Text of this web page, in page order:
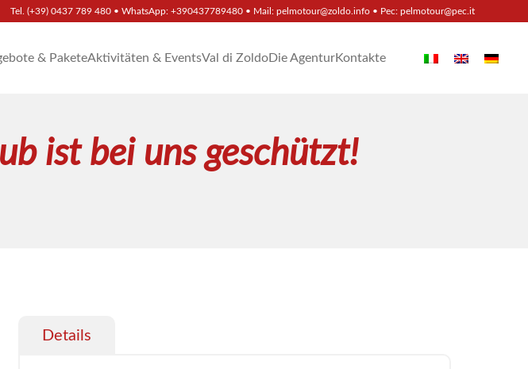
Tel. (+39) 0437 789 480• WhatsApp: +390437789480• Mail: pelmotour@zoldo.info• Pec: pelmotour@pec.it
& PaketeAktivitäten & EventsVal di ZoldoDie AgenturKontakte
ist bei uns geschützt!
Details